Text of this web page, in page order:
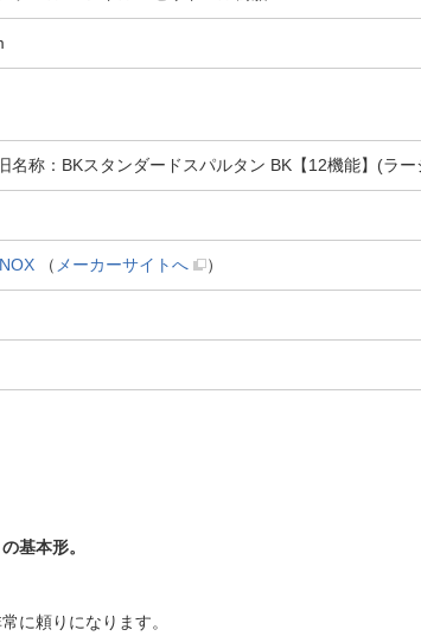
名称：BKスタンダードスパルタン BK【12機能】(ラ
（ メーカーサイトへ ）
基本形。
に頼りになります。